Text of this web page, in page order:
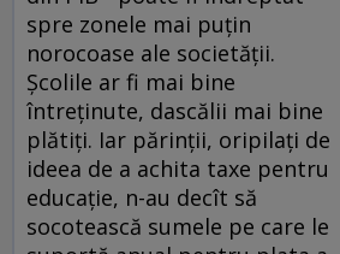
spre zonele mai puţin
norocoase ale societăţii.
Şcolile ar fi mai bine
întreţinute, dascălii mai bine
plătiţi. Iar părinţii, oripilaţi de
ideea de a achita taxe pentru
educaţie, n-au decît să
socotească sumele pe care le